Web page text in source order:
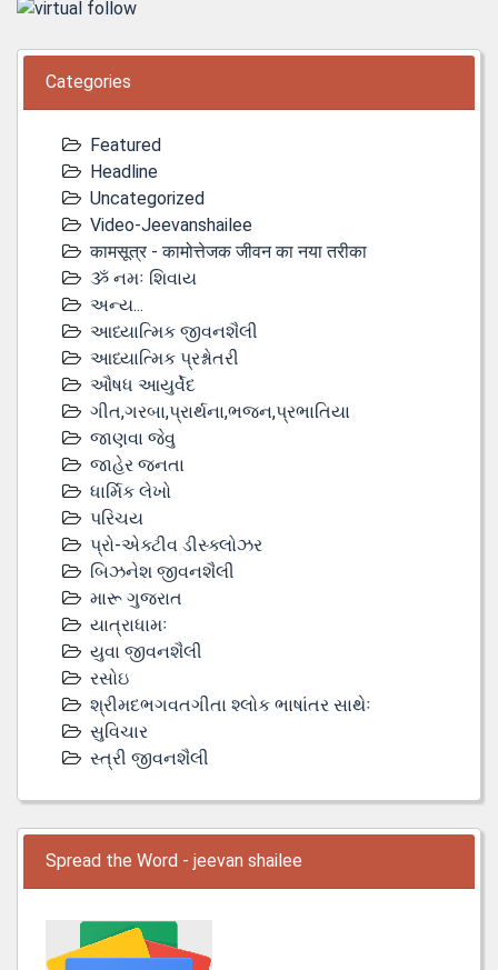
Categories
Featured
Headline
Uncategorized
Video-Jeevanshailee
कामसूत्र - कामोत्तेजक जीवन का नया तरीका
ૐ નમઃ શિવાય
અન્ય...
આધ્યાત્મિક જીવનશૈલી
આધ્યાત્મિક પ્રશ્નોતરી
ઔષધ આયુર્વેદ
ગીત,ગરબા,પ્રાર્થના,ભજન,પ્રભાતિયા
જાણવા જેવુ
જાહેર જનતા
ધાર્મિક લેખો
પરિચય
પ્રો-એક્ટીવ ડીસ્‍ક્લોઝર
બિઝનેશ જીવનશૈલી
મારૂ ગુજરાત
યાત્રાધામઃ
યુવા જીવનશૈલી
રસોઇ
શ્રીમદભગવતગીતા શ્લોક ભાષાંતર સાથેઃ
સુવિચાર
સ્ત્રી જીવનશૈલી
Spread the Word - jeevan shailee